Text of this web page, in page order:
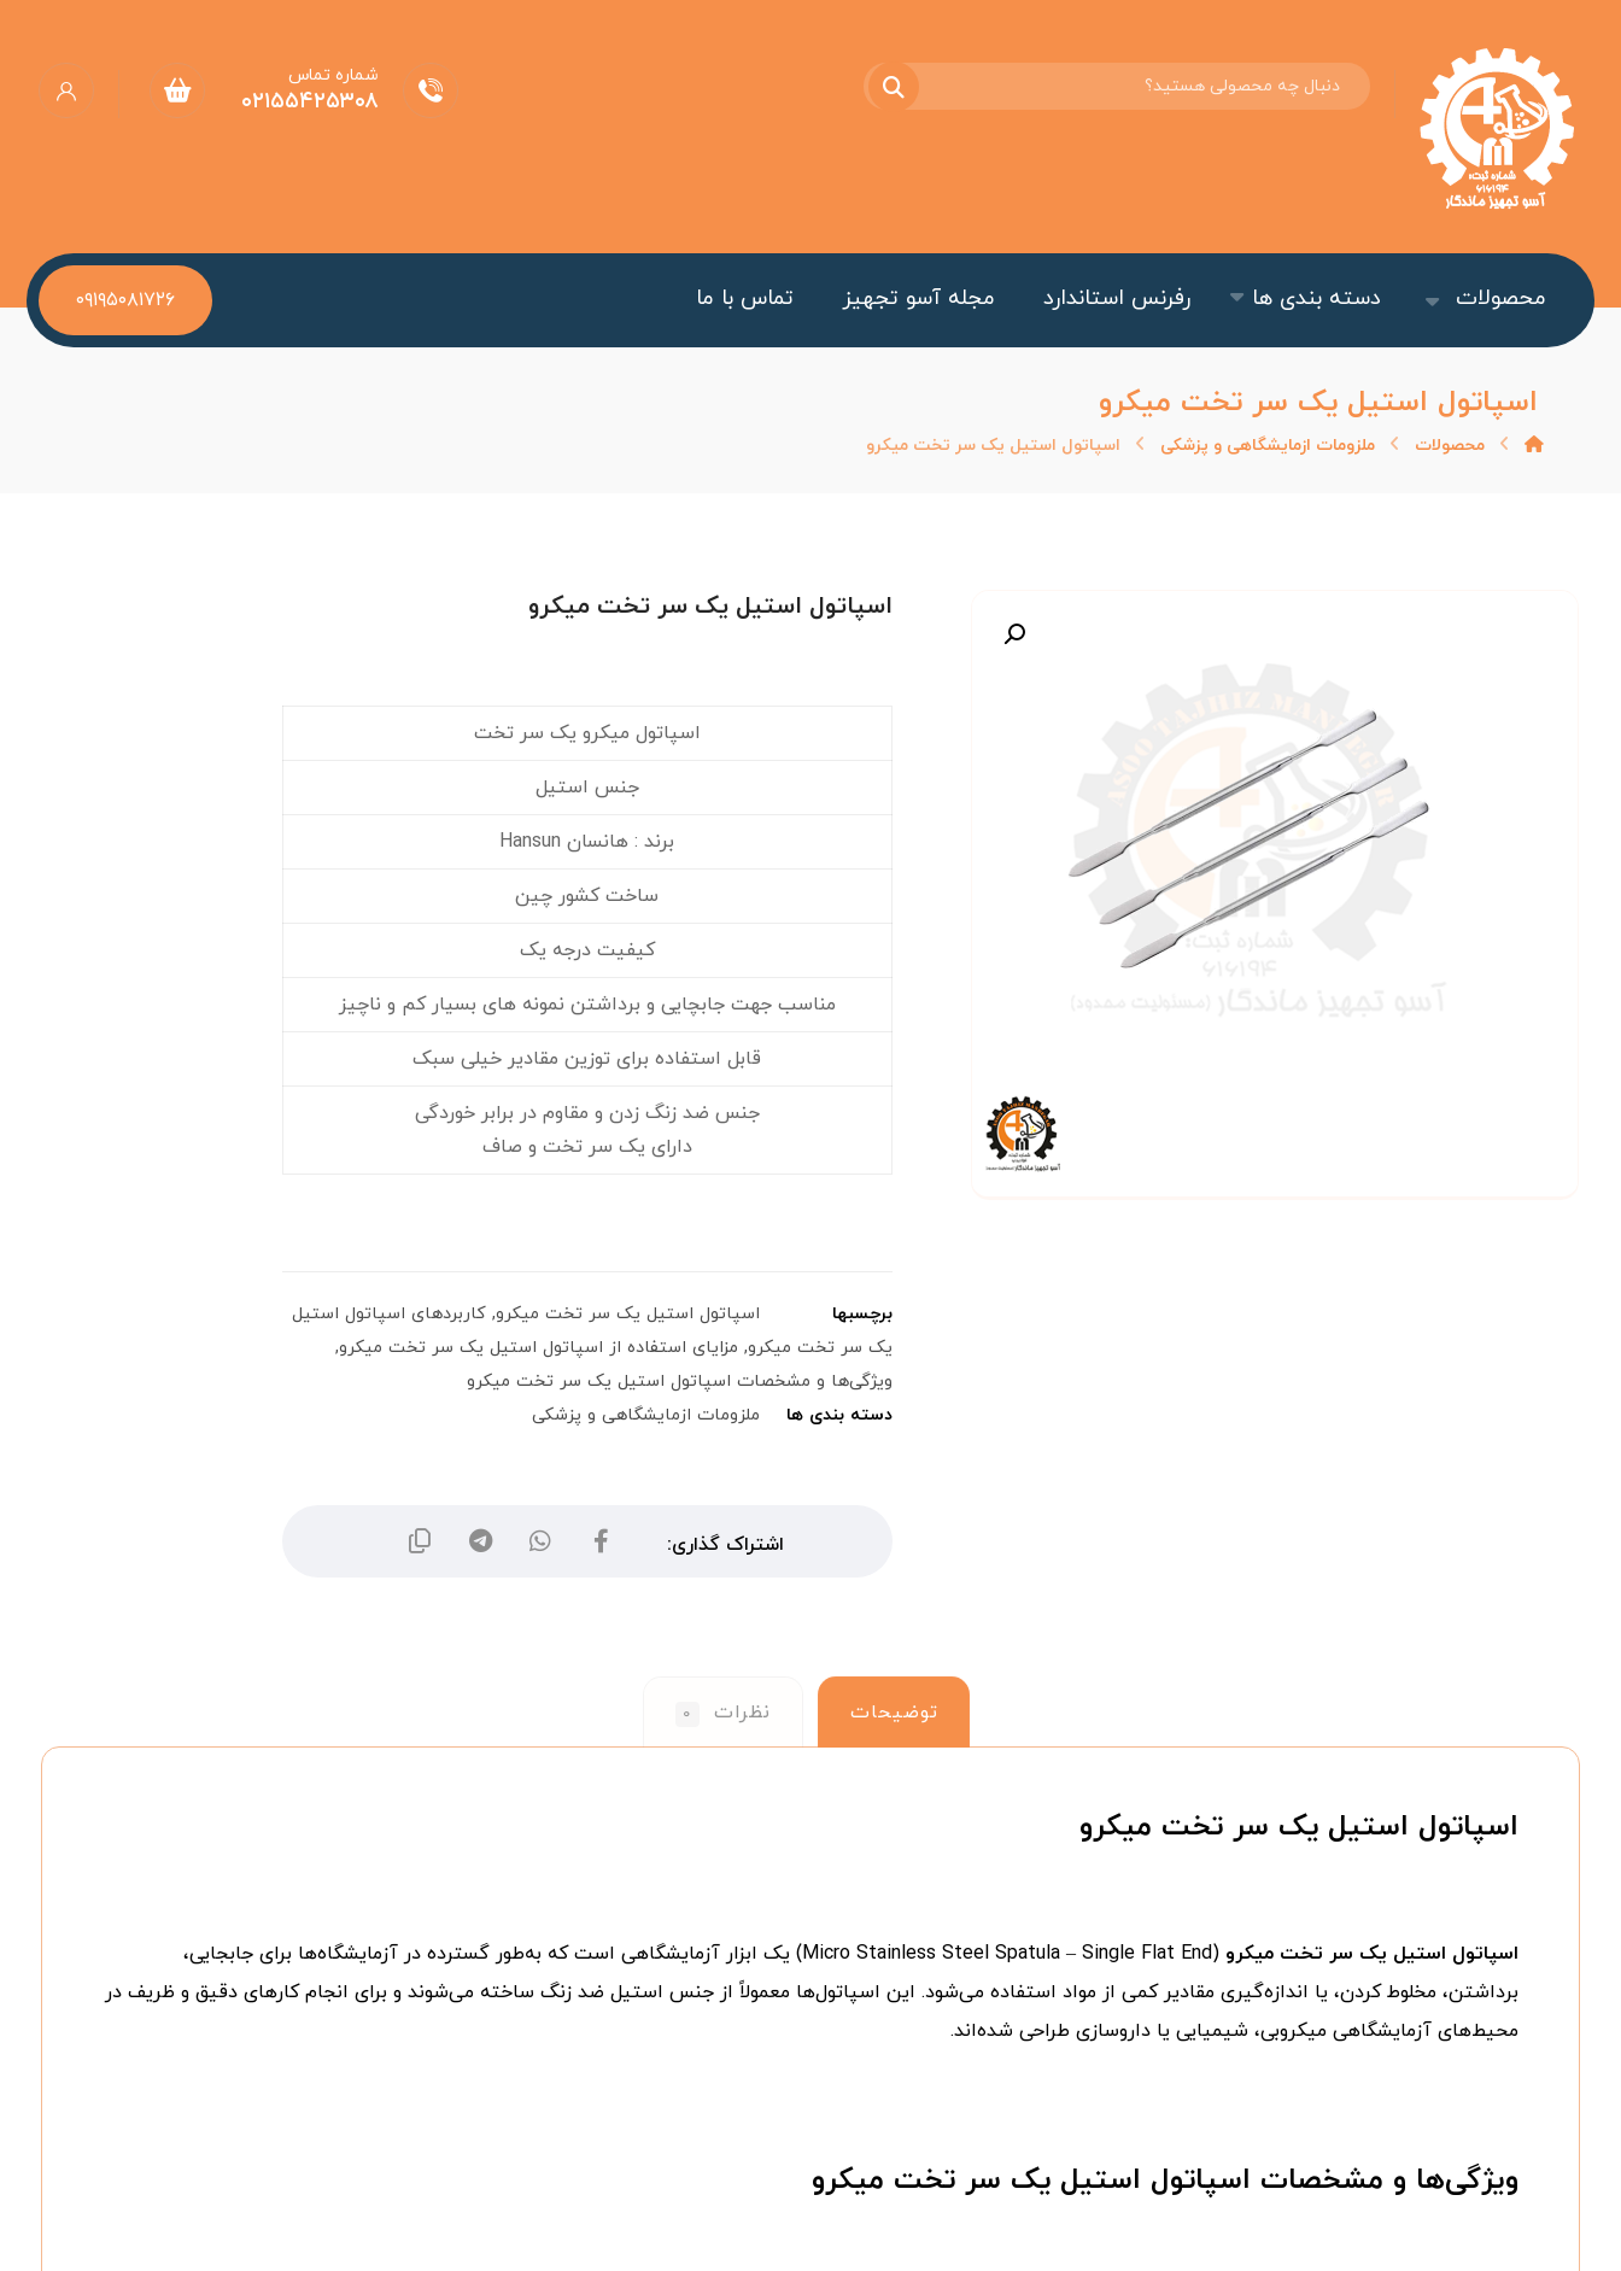
شماره تماس
۰۲۱۵۵۴۲۵۳۰۸
محصولات دسته بندی ها رفرنس استاندارد مجله آسو تجهیز تماس با ما ۰۹۱۹۵۰۸۱۷۲۶
اسپاتول استیل یک سر تخت میکرو
محصولات ملزومات ازمایشگاهی و پزشکی اسپاتول استیل یک سر تخت میکرو
اسپاتول استیل یک سر تخت میکرو
اسپاتول میکرو یک سر تخت
جنس استیل
برند : هانسان Hansun
ساخت کشور چین
کیفیت درجه یک
مناسب جهت جابچایی و برداشتن نمونه های بسیار کم و ناچیز
قابل استفاده برای توزین مقادیر خیلی سبک
جنس ضد زنگ زدن و مقاوم در برابر خوردگی
دارای یک سر تخت و صاف
برچسبها اسپاتول استیل یک سر تخت میکرو,کاربردهای اسپاتول استیل
یک سر تخت میکرو, مزایای استفاده از اسپاتول استیل یک سر تخت میکرو,
ویژگی‌ها و مشخصات اسپاتول استیل یک سر تخت میکرو
دسته بندی ها
ملزومات ازمایشگاهی و پزشکی
توضیحات نظرات ۰
اسپاتول استیل یک سر تخت میکرو
اسپاتول استیل یک سر تخت میکرو
(Micro Stainless Steel Spatula – Single Flat End) یک ابزار آزمایشگاهی است که به‌طور گسترده در آزمایشگاه‌ها برای جابجایی،
برداشتن، مخلوط کردن، یا اندازه‌گیری مقادیر کمی از مواد استفاده می‌شود. این اسپاتول‌ها معمولاً از جنس استیل ضد زنگ ساخته می‌شوند و برای انجام کارهای دقیق و ظریف در
محیط‌های آزمایشگاهی میکروبی، شیمیایی یا داروسازی طراحی شده‌اند.
ویژگی‌ها و مشخصات اسپاتول استیل یک سر تخت میکرو